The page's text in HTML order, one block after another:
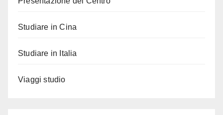
Studiare in Cina
Studiare in Italia
Viaggi studio